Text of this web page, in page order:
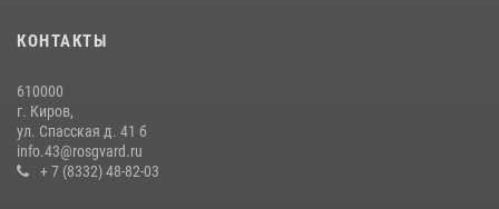
В Кирове и Кирово-Чепецке росгвардейцы задержали
подозреваемых в хулиганстве
19 июля 2026, 07:00
КОНТАКТЫ
610000
г. Киров,
ул. Спасская д. 41 б
info.43@rosgvard.ru
+ 7 (8332) 48-82-03